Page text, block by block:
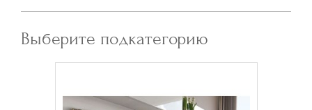
Выберите подкатегорию